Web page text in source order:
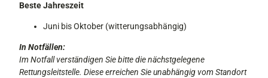
Beste Jahreszeit
Juni bis Oktober (witterungsabhängig)
In Notfällen:
Im Notfall verständigen Sie bitte die nächstgelegene
Rettungsleitstelle. Diese erreichen Sie unabhängig vom Standort